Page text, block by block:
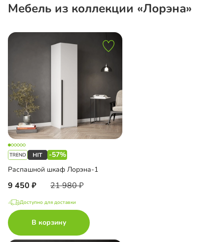
Мебель из коллекции «Лорэна»
-57%
Распашной шкаф Лорэна-1
9 450 21 980
Доступно для доставки
В корзину